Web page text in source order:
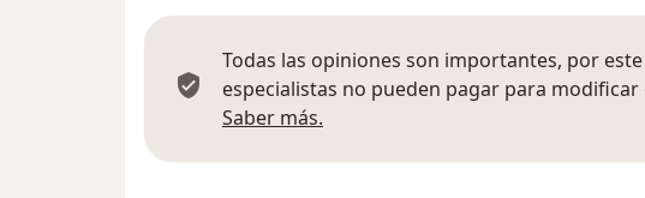
Todas las opiniones son importantes, por
especialistas no pueden pagar para
Saber más.